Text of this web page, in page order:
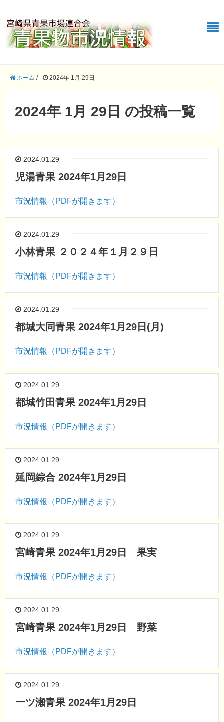
ホーム / 2024年 1月 29日
2024年 1月 29日 の投稿一覧
2024.01.29
児湯青果 2024年1月29日
市況情報（PDFが開きます）
2024.01.29
小林青果 ２０２４年１月２９日
市況情報（PDFが開きます）
2024.01.29
都城大同青果 2024年1月29日(月)
市況情報（PDFが開きます）
2024.01.29
都城竹田青果 2024年1月29日
市況情報（PDFが開きます）
2024.01.29
延岡綜合 2024年1月29日
市況情報（PDFが開きます）
2024.01.29
宮崎青果 2024年1月29日 果実
市況情報（PDFが開きます）
2024.01.29
宮崎青果 2024年1月29日 野菜
市況情報（PDFが開きます）
2024.01.29
一ツ瀬青果 2024年1月29日